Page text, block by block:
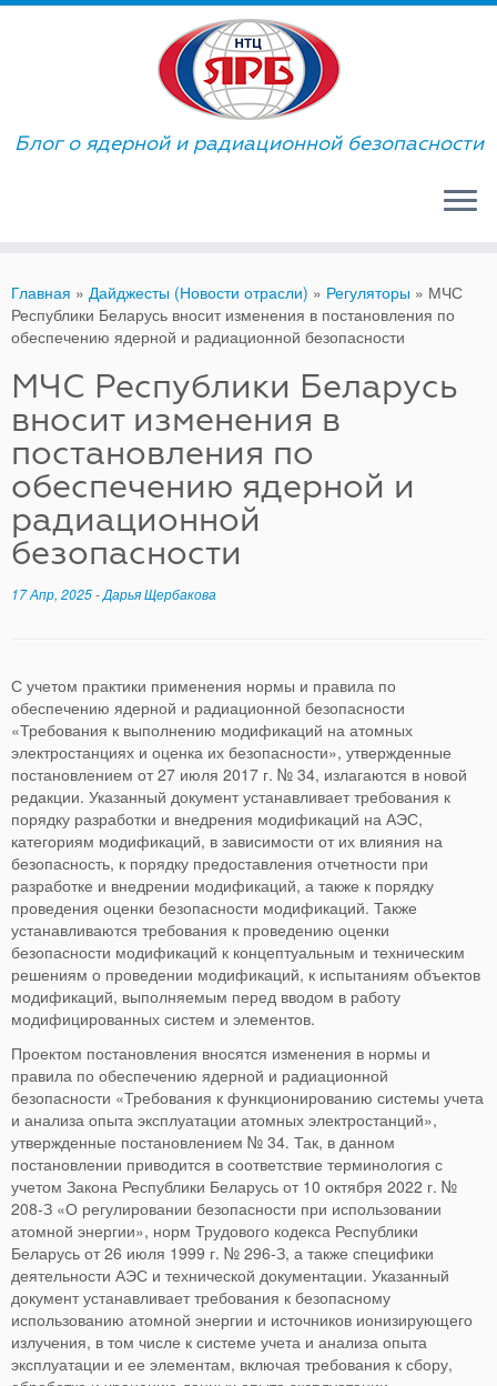
Skip
Блог о ядерной и радиационной безопасности
Главная » Дайджесты (Новости отрасли) » Регуляторы » МЧС
Республики Беларусь вносит изменения в постановления по
обеспечению ядерной и радиационной безопасности
МЧС Республики Беларусь
вносит изменения в
постановления по
обеспечению ядерной и
радиационной
безопасности
17 Апр, 2025-Дарья Щербакова
С учетом практики применения нормы и правила по
обеспечению ядерной и радиационной безопасности
«Требования к выполнению модификаций на атомных
электростанциях и оценка их безопасности», утвержденные
постановлением от 27 июля 2017 г. № 34, излагаются в новой
редакции. Указанный документ устанавливает требования к
порядку разработки и внедрения модификаций на АЭС,
категориям модификаций, в зависимости от их влияния на
безопасность, к порядку предоставления отчетности при
разработке и внедрении модификаций, а также к порядку
проведения оценки безопасности модификаций. Также
устанавливаются требования к проведению оценки
безопасности модификаций к концептуальным и техническим
решениям о проведении модификаций, к испытаниям объектов
модификаций, выполняемым перед вводом в работу
модифицированных систем и элементов.
Проектом постановления вносятся изменения в нормы и
правила по обеспечению ядерной и радиационной
безопасности «Требования к функционированию системы учета
и анализа опыта эксплуатации атомных электростанций»,
утвержденные постановлением № 34. Так, в данном
постановлении приводится в соответствие терминология с
учетом Закона Республики Беларусь от 10 октября 2022 г. №
208-З «О регулировании безопасности при использовании
атомной энергии», норм Трудового кодекса Республики
Беларусь от 26 июля 1999 г. № 296-З, а также специфики
деятельности АЭС и технической документации. Указанный
документ устанавливает требования к безопасному
использованию атомной энергии и источников ионизирующего
излучения, в том числе к системе учета и анализа опыта
эксплуатации и ее элементам, включая требования к сбору,